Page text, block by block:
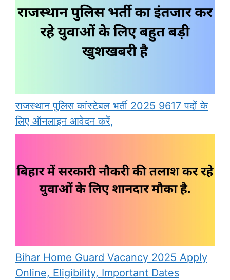
राजस्थान पुलिस कांस्टेबल भर्ती 2025 9617 पदों के
लिए ऑनलाइन आवेदन करें,
Bihar Home Guard Vacancy 2025 Apply
Online, Eligibility, Important Dates